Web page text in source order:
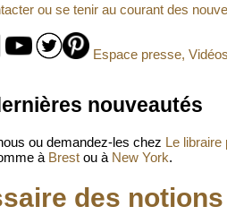
ou se tenir au courant des
Espace presse,
nouveautés
ou demandez-les chez Le libraire
à Brest ou à New York.
des